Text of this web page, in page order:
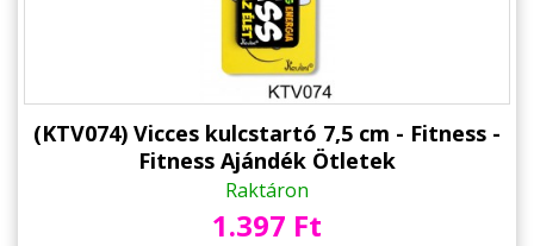
(KTV074) Vicces kulcstartó 7,5 cm - Fitness -
Fitness Ajándék Ötletek
Raktáron
1.397 Ft